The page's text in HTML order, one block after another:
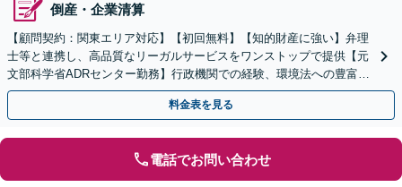
倒産・企業清算
【顧問契約：関東エリア対応】【初回無料】【知的財産に強い】弁理
士等と連携し、高品質なリーガルサービスをワンストップで提供【元
文部科学省ADRセンター勤務】行政機関での経験、環境法への豊富な
知識を活かし、事業者さまの抱える問題を解決へ導きます
料金表を見る
電話でお問い合わせ